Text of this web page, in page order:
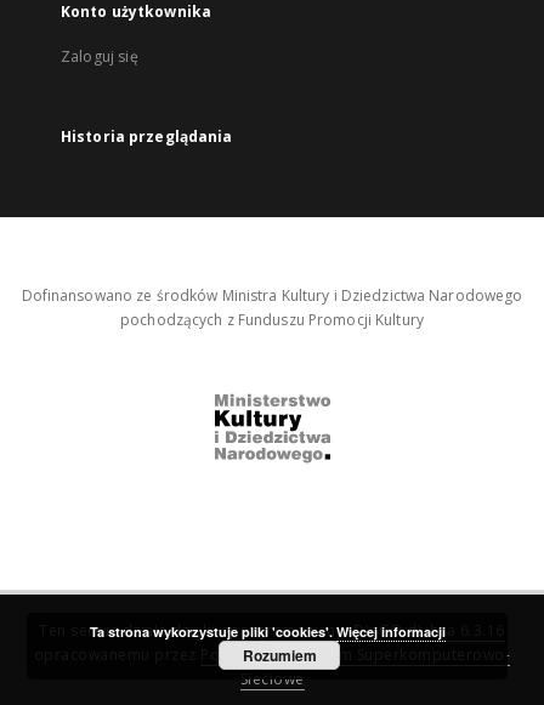
Konto użytkownika
Zaloguj się
Historia przeglądania
Dofinansowano ze środków Ministra Kultury i Dziedzictwa Narodowego
pochodzących z Funduszu Promocji Kultury
Ten serwis działa dzięki oprogramowaniuDInGO dLibra 6.3.16
Poznańskie Centrum Superkomputerowo-
Sieciowe
Ta strona wykorzystuje pliki 'cookies'. Więcej informacji
Rozumiem